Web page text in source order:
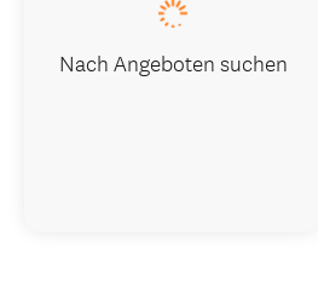
Nach Angeboten suchen